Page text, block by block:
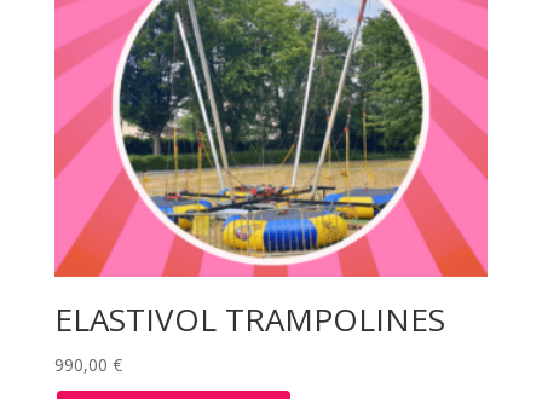
ELASTIVOL TRAMPOLINES
990,00 €